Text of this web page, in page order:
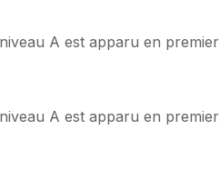
A est apparu en premier
A est apparu en premier